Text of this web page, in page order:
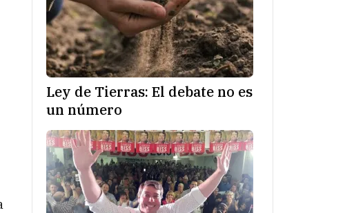
Ley de Tierras: El debate no es
un número